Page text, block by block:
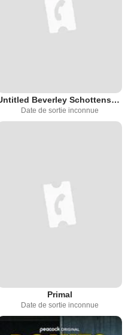
Untitled Beverley Schottenstein Trial Serie
Date de sortie inconnue
Primal
Date de sortie inconnue